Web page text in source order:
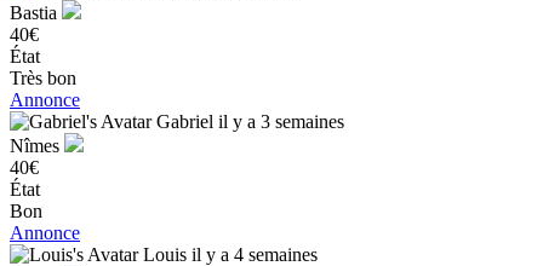
Bastia
40€
État
Très bon
Annonce
Gabriel il y a 3 semaines
Nîmes
40€
État
Bon
Annonce
Louis il y a 4 semaines